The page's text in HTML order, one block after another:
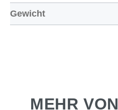
Gewicht
MEHR VON